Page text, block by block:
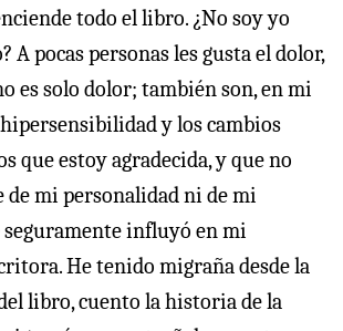
todo el libro. ¿No soy yo
A pocas personas les gusta el dolor,
es solo dolor; también son, en mi
hipersensibilidad y los cambios
que estoy agradecida, y que no
de mi personalidad ni de mi
seguramente influyó en mi
He tenido migraña desde la
libro, cuento la historia de la